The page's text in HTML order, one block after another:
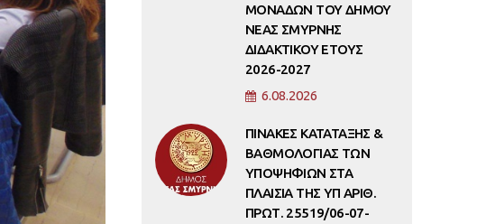
ΜΟΝΑΔΩΝ ΤΟΥ ΔΗΜΟΥ
ΝΕΑΣ ΣΜΥΡΝΗΣ
ΔΙΔΑΚΤΙΚΟΥ ΕΤΟΥΣ
2026-2027
6.08.2026
ΠΙΝΑΚΕΣ ΚΑΤΑΤΑΞΗΣ &
ΒΑΘΜΟΛΟΓΙΑΣ ΤΩΝ
ΥΠΟΨΗΦΙΩΝ ΣΤΑ
ΠΛΑΙΣΙΑ ΤΗΣ ΥΠ ΑΡΙΘ.
ΠΡΩΤ. 25519/06-07-